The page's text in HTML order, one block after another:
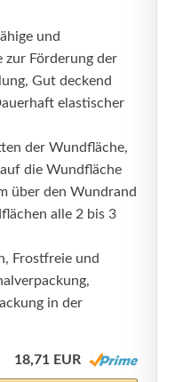
und
zur Förderung der
Gut deckend
elastischer
der Wundfläche,
die Wundfläche
über den Wundrand
alle 2 bis 3
Frostfreie und
in der
18,71 EUR